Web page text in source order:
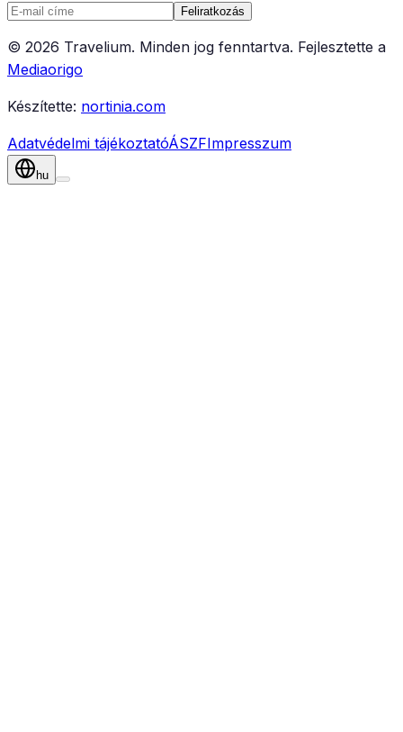
Feliratkozás
© 2026 Travelium. Minden jog fenntartva. Fejlesztette a
Mediaorigo
Készítette: nortinia.com
Adatvédelmi tájékoztatóÁSZFImpresszum
hu